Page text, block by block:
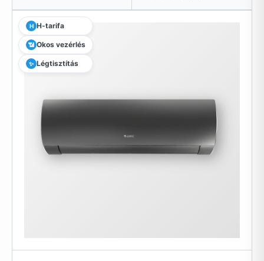
H H-tarifa
📶 Okos vezérlés
✨ Légtisztítás